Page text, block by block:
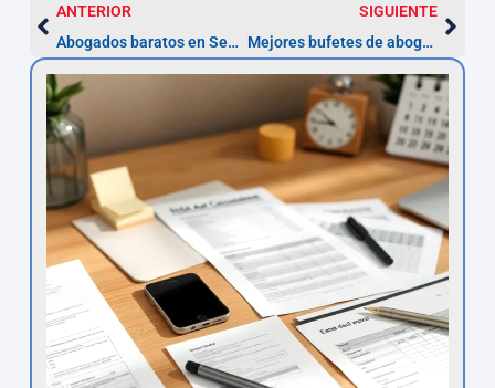
ANTERIOR
Abogados baratos en Segovia | Asesor.Legal
SIGUIENTE
Mejores bufetes de abogados en Segovia